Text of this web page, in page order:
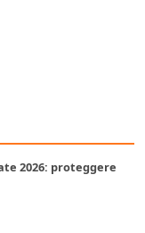
2026: proteggere